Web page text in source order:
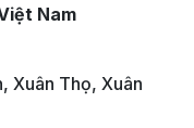
Nam
Xuân Thọ, Xuân